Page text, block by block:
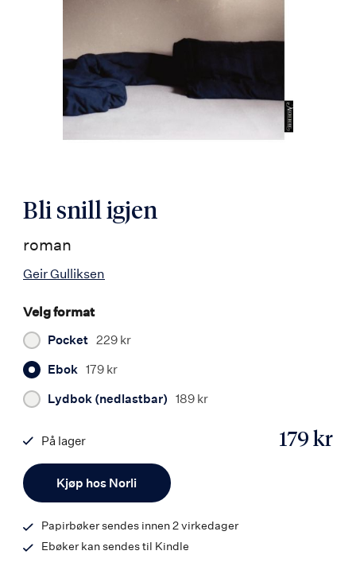
Bli snill igjen
roman
Geir Gulliksen
Velg format
Pocket 229 kr
Ebok 179 kr
Lydbok (nedlastbar) 189 kr
Kjøp hos Norli
179 kr
På lager
9788203268847
Papirbøker sendes innen 2 virkedager
Ebøker kan sendes til Kindle